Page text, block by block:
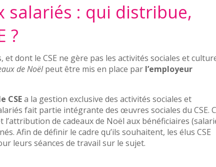
salariés : qui distribue,
?
dont le CSE ne gère pas les activités sociales et
de Noëlpeut être mis en place par l’employeur
CSEa la gestion exclusive des activités sociales et
fait partie intégrante des œuvres sociales du CSE.
l’attribution de cadeaux de Noël aux bénéficiaires
Afin de définir le cadre qu’ils souhaitent, les élus CSE
leurs séances de travail sur le sujet.